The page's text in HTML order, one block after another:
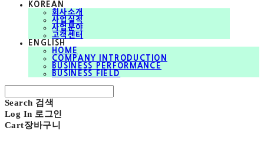
KOREAN
회사소개
사업실적
사업분야
고객센터
ENGLISH
HOME
COMPANY INTRODUCTION
BUSINESS PERFORMANCE
BUSINESS FIELD
Search 검색
Log In 로그인
Cart장바구니